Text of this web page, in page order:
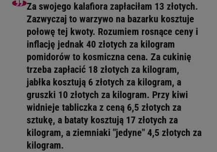
Za swojego kalafiora zapłaciłam 13 złotych.
Zazwyczaj to warzywo na bazarku kosztuje
połowę tej kwoty. Rozumiem rosnące ceny i
inflację jednak 40 złotych za kilogram
pomidorów to kosmiczna cena. Za cukinię
trzeba zapłacić 18 złotych za kilogram,
jabłka kosztują 6 złotych za kilogram, a
gruszki 10 złotych za kilogram. Przy kiwi
widnieje tabliczka z ceną 6,5 złotych za
sztukę, a bataty kosztują 17 złotych za
kilogram, a ziemniaki "jedyne" 4,5 złotych za
kilogram.